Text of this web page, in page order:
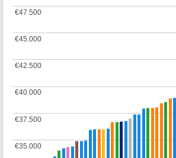
€35.000
€35.000
€37.500
€37.500
€40.000
€40.000
€42.500
€42.500
€45.000
€45.000
€47.500
€47.500